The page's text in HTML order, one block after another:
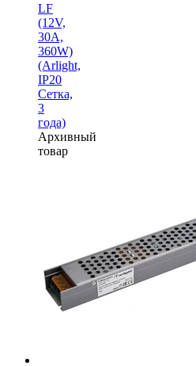
LF
(12V,
30A,
360W)
(Arlight,
IP20
Сетка,
3
года)
Архивный
товар